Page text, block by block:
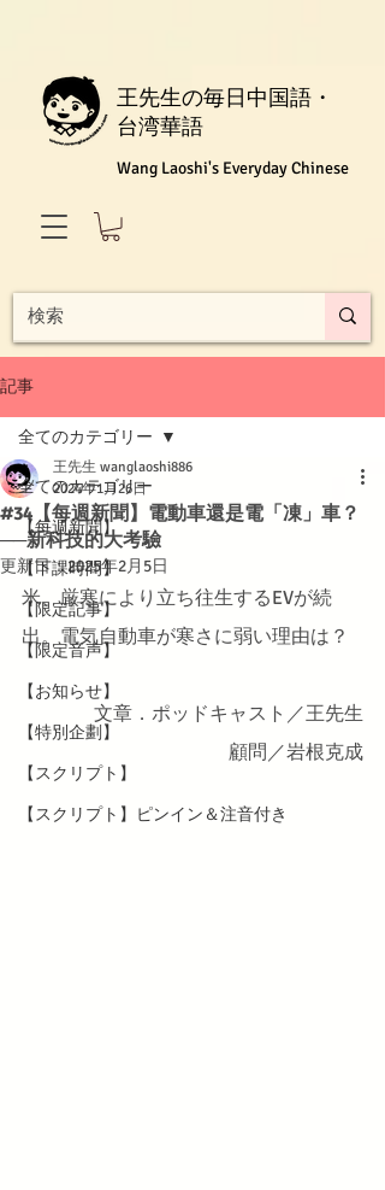
王先生の毎日中国語・
台湾華語
Wang Laoshi's Everyday Chinese
記事
全てのカテゴリー
【每週新聞】
【下課時間】
【限定記事】
【限定音声】
【お知らせ】
【特別企劃】
【スクリプト】
【スクリプト】ピンイン＆注音付き
全てのカテゴリー
#34【每週新聞】電動車還是電「凍」車？
──新科技的大考驗
王先生 wanglaoshi886
2024年1月26日
更新日：2025年2月5日
米、厳寒により立ち往生するEVが続
出。電気自動車が寒さに弱い理由は？
文章．ポッドキャスト／王先生
顧問／岩根克成